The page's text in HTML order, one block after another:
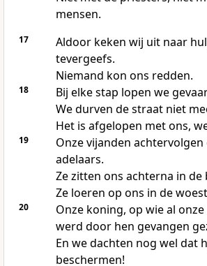
mensen.
17
Aldoor keken wij uit naar
tevergeefs.
Niemand kon ons redden.
18
Bij elke stap lopen we
We durven de straat niet
Het is afgelopen met ons,
19
Onze vijanden
adelaars.
Ze zitten ons achterna in de
Ze loeren op ons in de
20
Onze koning, op wie al
werd door hen gevangen
En we dachten nog wel dat
beschermen!